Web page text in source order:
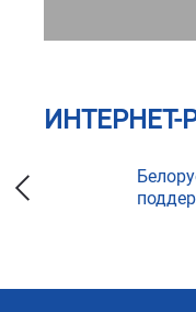
ИНТЕРНЕТ-